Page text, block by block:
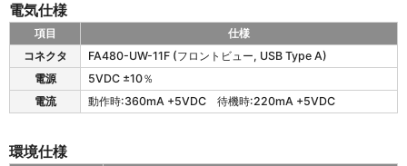
電気仕様
A
0
U
項目
仕様
コネクタ
FA480-UW-11F (フロントビュー, USB Type A)
電源
5VDC ±10％
電流
動作時:360mA +5VDC 待機時:220mA +5VDC
環境仕様